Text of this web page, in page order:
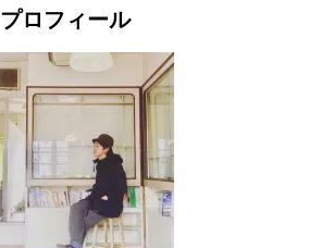
プロフィール